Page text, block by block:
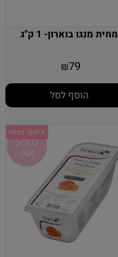
מחית מנגו בוארון- 1 ק"ג
₪79
הוסף לסל
איסוף עצמי